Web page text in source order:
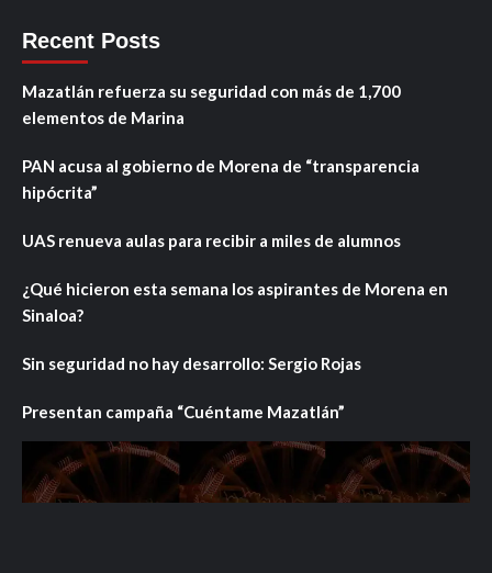
Recent Posts
Mazatlán refuerza su seguridad con más de 1,700
elementos de Marina
PAN acusa al gobierno de Morena de “transparencia
hipócrita”
UAS renueva aulas para recibir a miles de alumnos
¿Qué hicieron esta semana los aspirantes de Morena en
Sinaloa?
Sin seguridad no hay desarrollo: Sergio Rojas
Presentan campaña “Cuéntame Mazatlán”